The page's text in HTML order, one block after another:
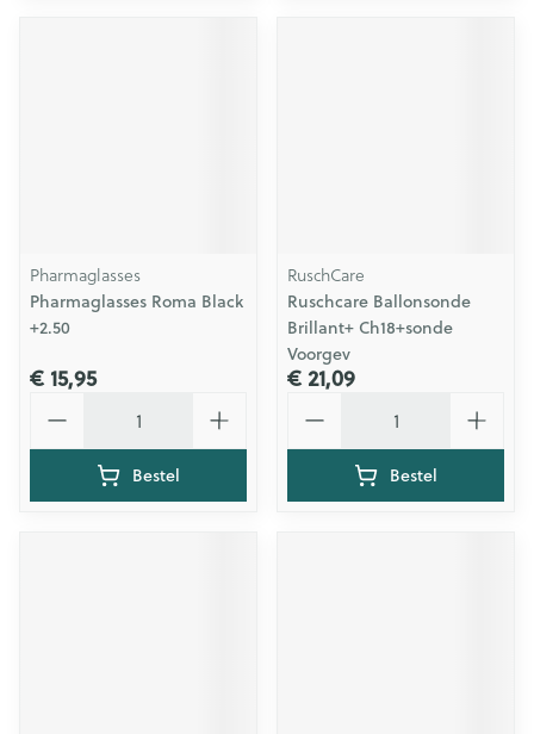
Pharmaglasses
Pharmaglasses Roma Black
+2.50
€ 15,95
Bestel
RuschCare
Ruschcare Ballonsonde
Brillant+ Ch18+sonde
Voorgev
€ 21,09
Bestel